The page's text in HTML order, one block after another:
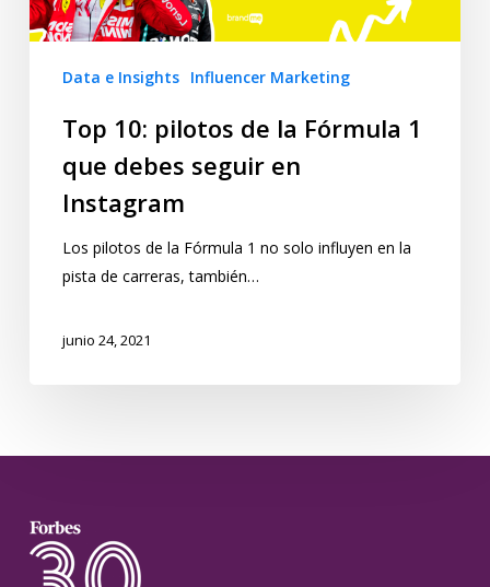
Data e Insights Influencer Marketing
Top 10: pilotos de la Fórmula 1
que debes seguir en
Instagram
Los pilotos de la Fórmula 1 no solo influyen en la
pista de carreras, también…
junio 24, 2021